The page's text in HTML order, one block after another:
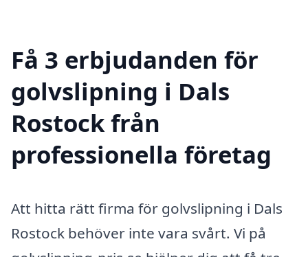
Få 3 erbjudanden för
golvslipning i Dals
Rostock från
professionella företag
Att hitta rätt firma för golvslipning i Dals
Rostock behöver inte vara svårt. Vi på